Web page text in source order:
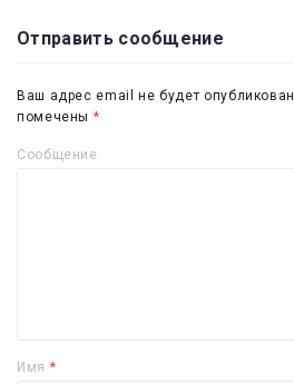
Отправить сообщение
Ваш адрес email не будет опубликован.
помечены *
Сообщение
Имя *